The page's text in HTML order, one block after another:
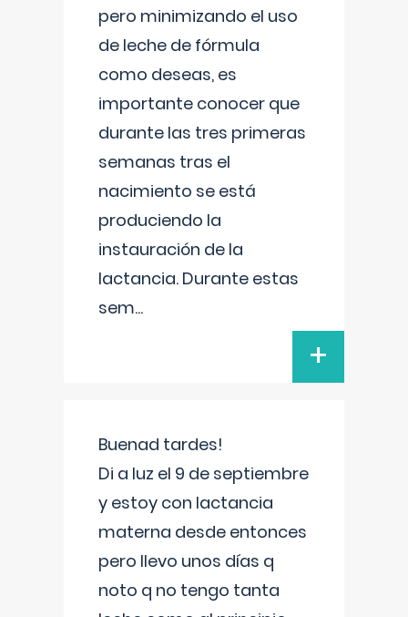
pero minimizando el uso
de leche de fórmula
como deseas, es
importante conocer que
durante las tres primeras
semanas tras el
nacimiento se está
produciendo la
instauración de la
lactancia. Durante estas
sem...
+
Buenad tardes!
Di a luz el 9 de septiembre
y estoy con lactancia
materna desde entonces
pero llevo unos días q
noto q no tengo tanta